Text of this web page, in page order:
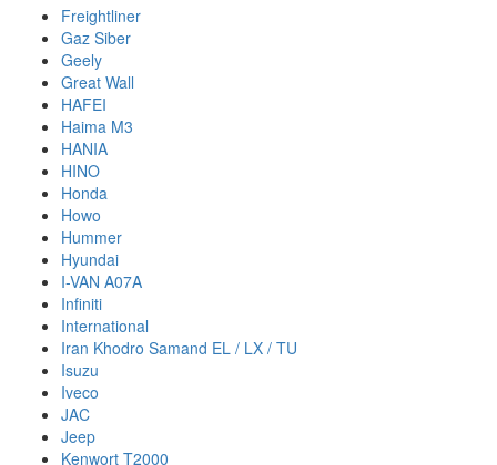
Freightliner
Gaz Siber
Geely
Great Wall
HAFEI
Haima M3
HANIA
HINO
Honda
Howo
Hummer
Hyundai
I-VAN A07A
Infiniti
International
Iran Khodro Samand EL / LX / TU
Isuzu
Iveco
JAC
Jeep
Kenwort T2000